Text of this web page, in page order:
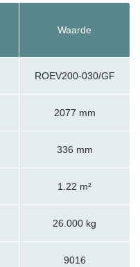
Waarde
ROEV200-030/GF
2077 mm
336 mm
1.22 m²
26.000 kg
9016